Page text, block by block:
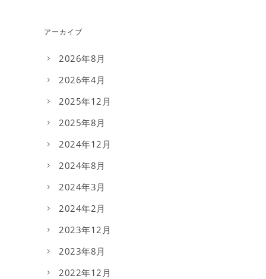
アーカイブ
2026年8月
2026年4月
2025年12月
2025年8月
2024年12月
2024年8月
2024年3月
2024年2月
2023年12月
2023年8月
2022年12月